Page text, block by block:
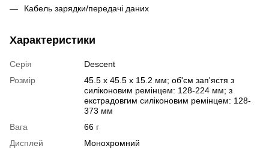
Кабель зарядки/передачі даних
Характеристики
Серія
Descent
Розмір
45.5 x 45.5 x 15.2 мм; об'єм зап'ястя з
силіконовим ремінцем: 128-224 мм; з
екстрадовгим силіконовим ремінцем: 128-
373 мм
Вага
66 г
Дисплей
Монохромний